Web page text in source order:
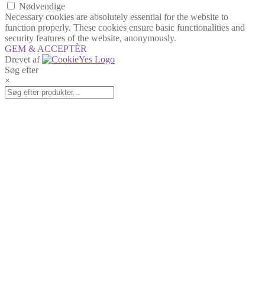
Nødvendige
Necessary cookies are absolutely essential for the website to
function properly. These cookies ensure basic functionalities and
security features of the website, anonymously.
GEM & ACCEPTÈR
Drevet af
Søg efter
×